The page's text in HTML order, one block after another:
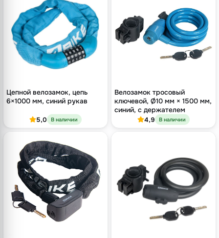
Цепной велозамок, цепь
6×1000 мм, синий рукав
5,0 В наличии
Велозамок тросовый
ключевой, Ø10 мм × 1500 мм,
синий, с держателем
4,9 В наличии